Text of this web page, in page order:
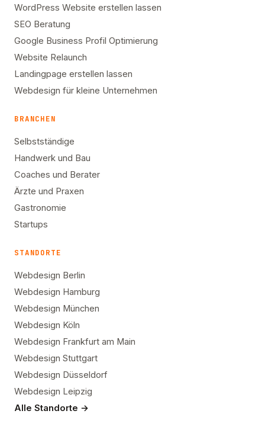
WordPress Website erstellen lassen
SEO Beratung
Google Business Profil Optimierung
Website Relaunch
Landingpage erstellen lassen
Webdesign für kleine Unternehmen
BRANCHEN
Selbstständige
Handwerk und Bau
Coaches und Berater
Ärzte und Praxen
Gastronomie
Startups
STANDORTE
Webdesign Berlin
Webdesign Hamburg
Webdesign München
Webdesign Köln
Webdesign Frankfurt am Main
Webdesign Stuttgart
Webdesign Düsseldorf
Webdesign Leipzig
Alle Standorte →